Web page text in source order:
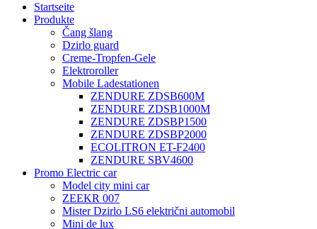
Startseite
Produkte
Čang šlang
Dzirlo guard
Creme-Tropfen-Gele
Elektroroller
Mobile Ladestationen
ZENDURE ZDSB600M
ZENDURE ZDSB1000M
ZENDURE ZDSBP1500
ZENDURE ZDSBP2000
ECOLITRON ET-F2400
ZENDURE SBV4600
Promo Electric car
Model city mini car
ZEEKR 007
Mister Dzirlo LS6 električni automobil
Mini de lux